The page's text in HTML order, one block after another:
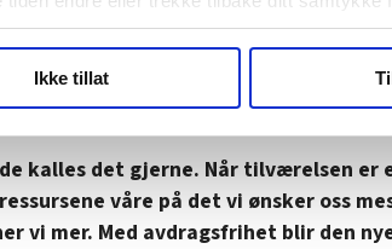
publikasjoner frifagbevegelse.no, hk-nytt.no
nettsider blir brukt slik at vi tilby relevant
Ikke tillat
Regjeringen Solberg la ned
For å spare penger. Norge har
Siden den gang er nyheter om
gassledninger som saboteres, den nye
kalles det gjerne. Når tilværelsen er
våre på det vi ønsker oss
vi mer. Med avdragsfrihet blir den